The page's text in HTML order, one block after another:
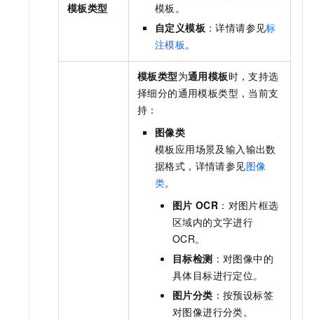
模板类型
模板。
自定义模板 ：详情请参见标
注模板。
模板类型为通用模板时，支持选
择细分的通用模板类型，当前支
持：
图像类
模板应用场景及输入输出数
据格式，详情请参见图像
类。
图片 OCR ：对图片框选
区域内的文字进行
OCR。
目标检测 ：对图像中的
具体目标进行定位。
图片分类 ：按预设标签
对图像进行分类。